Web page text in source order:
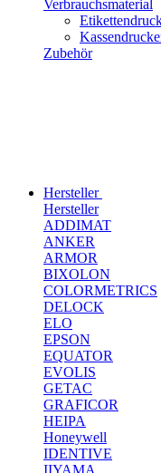
Verbrauchsmaterial
Zubehör
Hersteller
Hersteller
ADDIMAT
ANKER
ARMOR
BIXOLON
COLORMETRICS
DELOCK
ELO
EPSON
EQUATOR
EVOLIS
GETAC
GRAFICOR
HEIPA
Honeywell
IDENTIVE
IIYAMA